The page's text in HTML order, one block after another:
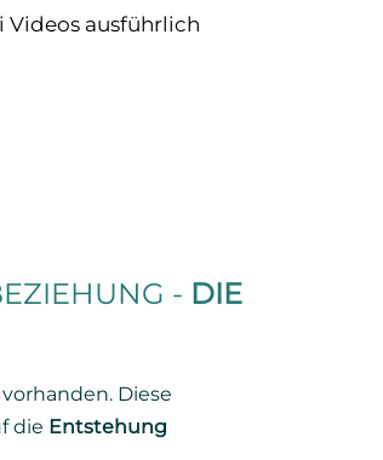
Videos ausführlich
- DIE
Diese
die Entstehung